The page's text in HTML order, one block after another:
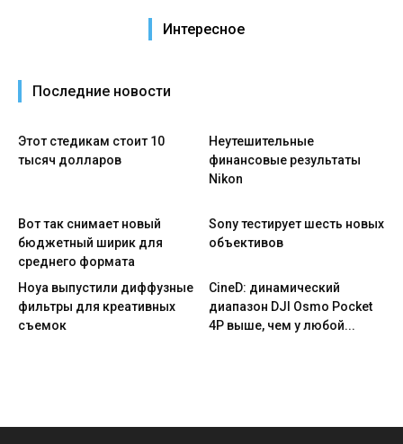
Интересное
Последние новости
Этот стедикам стоит 10
тысяч долларов
Неутешительные
финансовые результаты
Nikon
Вот так снимает новый
бюджетный ширик для
среднего формата
Sony тестирует шесть новых
объективов
Hoya выпустили диффузные
фильтры для креативных
съемок
CineD: динамический
диапазон DJI Osmo Pocket
4P выше, чем у любой...